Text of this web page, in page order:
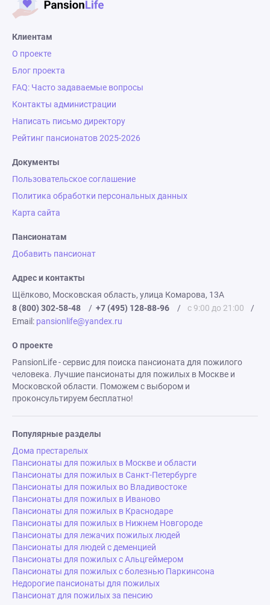
Клиентам
О проекте
Блог проекта
FAQ: Часто задаваемые вопросы
Контакты администрации
Написать письмо директору
Рейтинг пансионатов 2025-2026
Документы
Пользовательское соглашение
Политика обработки персональных данных
Карта сайта
Пансионатам
Добавить пансионат
Адрес и контакты
Щёлково, Московская область, улица Комарова, 13А
8 (800) 302-58-48
/ +7 (495) 128-88-96 / с 9:00 до 21:00
/
Email: pansionlife@yandex.ru
О проекте
PansionLife - сервис для поиска пансионата для пожилого
человека. Лучшие пансионаты для пожилых в Москве и
Московской области. Поможем с выбором и
проконсультируем бесплатно!
Популярные разделы
Дома престарелых
Пансионаты для пожилых в Москве и области
Пансионаты для пожилых в Санкт-Петербурге
Пансионаты для пожилых во Владивостоке
Пансионаты для пожилых в Иваново
Пансионаты для пожилых в Краснодаре
Пансионаты для пожилых в Нижнем Новгороде
Пансионаты для лежачих пожилых людей
Пансионаты для людей с деменцией
Пансионаты для пожилых с Альцгеймером
Пансионаты для пожилых с болезнью Паркинсона
Недорогие пансионаты для пожилых
Пансионат для пожилых за пенсию